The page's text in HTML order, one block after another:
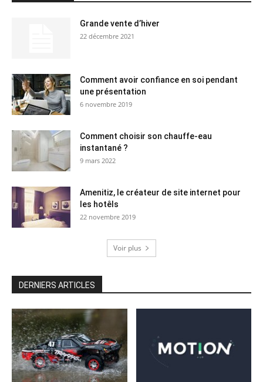
Grande vente d’hiver
22 décembre 2021
Comment avoir confiance en soi pendant
une présentation
6 novembre 2019
Comment choisir son chauffe-eau
instantané ?
9 mars 2022
Amenitiz, le créateur de site internet pour
les hotêls
22 novembre 2019
Voir plus
DERNIERS ARTICLES